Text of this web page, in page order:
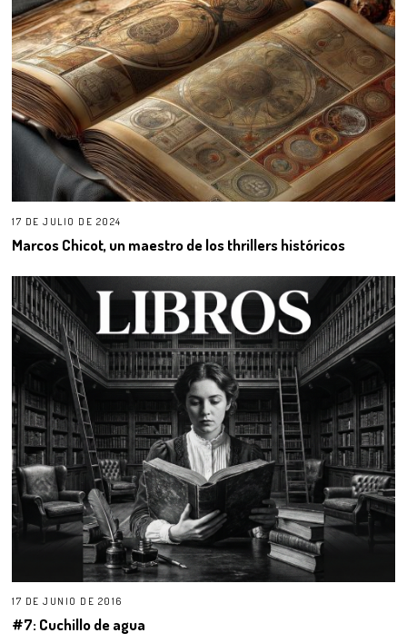
17 DE JULIO DE 2024
Marcos Chicot, un maestro de los thrillers históricos
17 DE JUNIO DE 2016
#7: Cuchillo de agua